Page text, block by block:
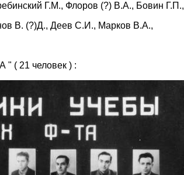
Г.М., Флоров (?) В.А., Бовин Г.П.,
В. (?)Д., Деев С.И., Марков В.А.,
21 человек ) :